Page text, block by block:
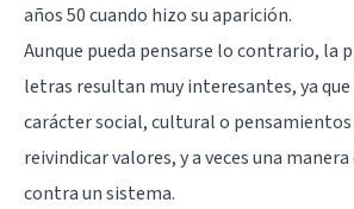
años 50 cuando hizo su aparición.
Aunque pueda pensarse lo contrario, la
letras resultan muy interesantes, ya
carácter social, cultural o pensamientos
reivindicar valores, y a veces una
contra un sistema.